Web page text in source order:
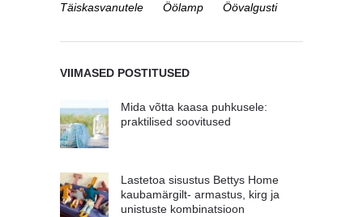
Täiskasvanutele
Öölamp Öövalgusti
VIIMASED POSTITUSED
Mida võtta kaasa puhkusele:
praktilised soovitused
Lastetoa sisustus Bettys Home
kaubamärgilt- armastus, kirg ja
unistuste kombinatsioon